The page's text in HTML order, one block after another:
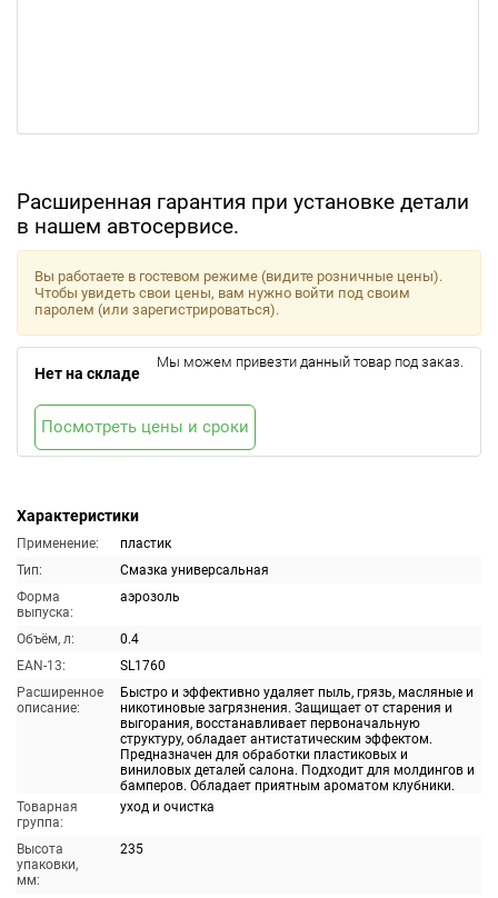
Расширенная гарантия при установке детали
в нашем автосервисе.
Характеристики
Применение:
пластик
Тип:
Смазка универсальная
Форма
выпуска:
аэрозоль
Объём, л:
0.4
EAN-13:
SL1760
Расширенное
описание:
Быстро и эффективно удаляет пыль, грязь, масляные и
никотиновые загрязнения. Защищает от старения и
выгорания, восстанавливает первоначальную
структуру, обладает антистатическим эффектом.
Предназначен для обработки пластиковых и
виниловых деталей салона. Подходит для молдингов и
бамперов. Обладает приятным ароматом клубники.
Товарная
группа:
уход и очистка
Высота
упаковки,
мм:
235
Вы работаете в гостевом режиме (видите розничные цены).
Чтобы увидеть свои цены, вам нужно войти под своим
паролем (или зарегистрироваться).
Нет на складе
Мы можем привезти данный товар под заказ.
Посмотреть цены и сроки